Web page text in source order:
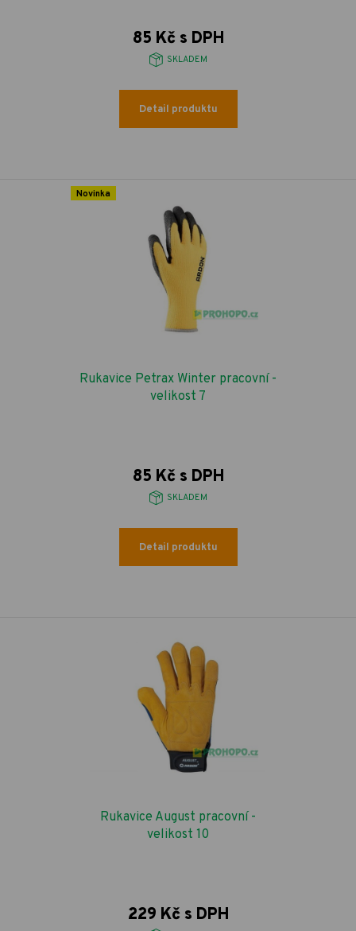
85 Kč s DPH
SKLADEM
Detail produktu
Novinka
Rukavice Petrax Winter pracovní -
velikost 7
85 Kč s DPH
SKLADEM
Detail produktu
Rukavice August pracovní -
velikost 10
229 Kč s DPH